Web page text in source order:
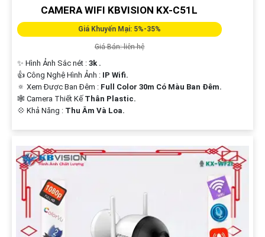
CAMERA WIFI KBVISION KX-C51L
Giá Khuyến Mại: 5%-35%
Giá Bán: liên hệ
✨ Hình Ảnh Sắc nét : 3k .
👍 Công Nghệ Hình Ảnh : IP Wifi.
🔅 Xem Được Ban Đêm : Full Color 30m Có Màu Ban Ðêm.
🕸️ Camera Thiết Kế Thân Plastic.
️💠 Khả Năng : Thu Âm Và Loa.